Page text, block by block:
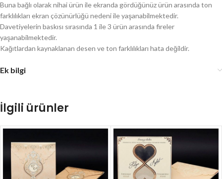
Buna bağlı olarak nihai ürün ile ekranda gördüğünüz ürün arasında ton
farklılıkları ekran çözünürlüğü nedeni ile yaşanabilmektedir.
Davetiyelerin baskısı sırasında 1 ile 3 ürün arasında fireler
yaşanabilmektedir.
Kağıtlardan kaynaklanan desen ve ton farklılıkları hata değildir.
Ek bilgi
İlgili ürünler